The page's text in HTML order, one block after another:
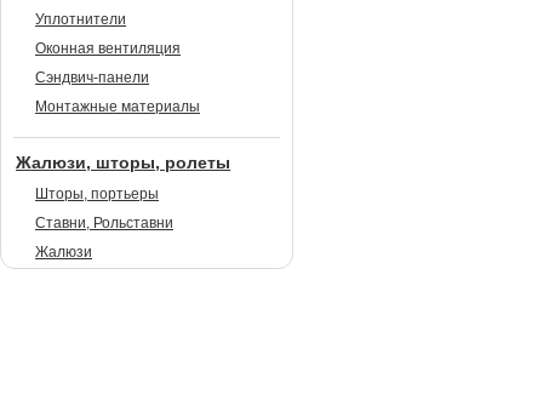
Уплотнители
Оконная вентиляция
Сэндвич-панели
Монтажные материалы
Жалюзи, шторы, ролеты
Шторы, портьеры
Ставни, Рольставни
Жалюзи